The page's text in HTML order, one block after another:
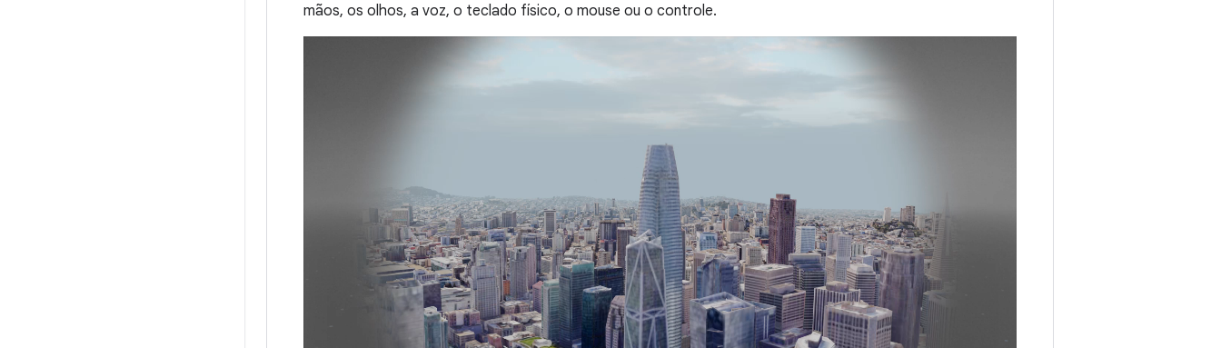
mãos, os olhos, a voz, o teclado físico, o mouse ou o controle.